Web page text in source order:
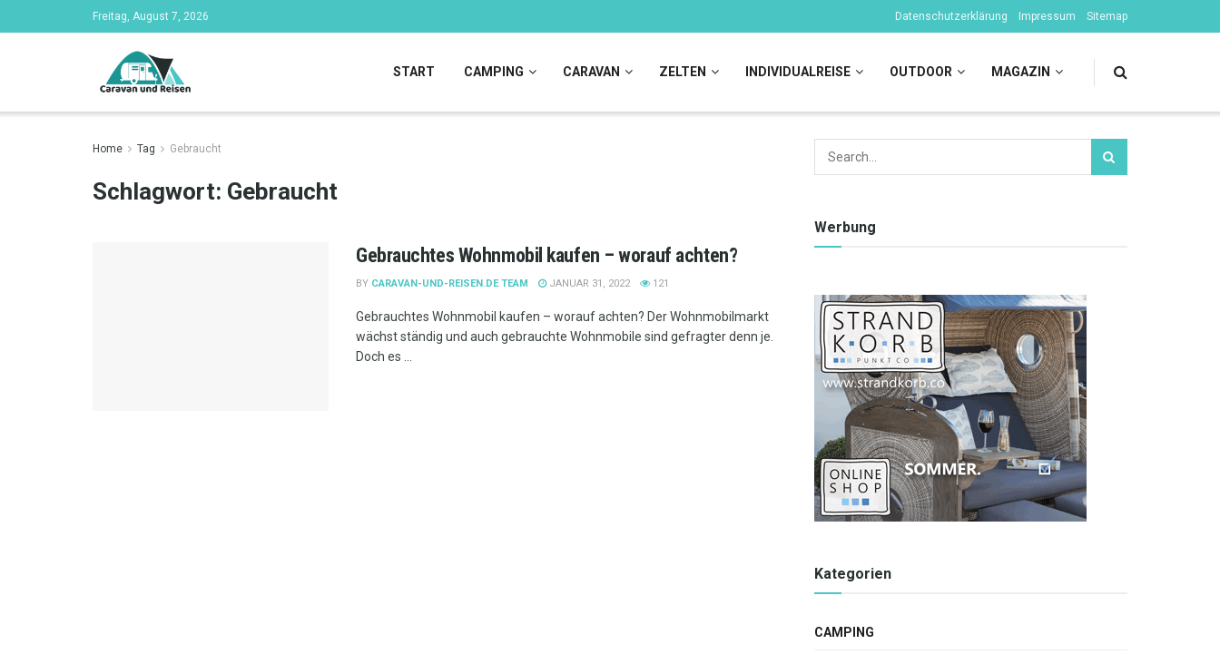
Freitag, August 7, 2026 Datenschutzerklärung Impressum Sitemap
START CAMPING CARAVAN ZELTEN INDIVIDUALREISE OUTDOOR MAGAZIN
Home Tag Gebraucht
Schlagwort: Gebraucht
Gebrauchtes Wohnmobil kaufen – worauf achten?
BY CARAVAN-UND-REISEN.DE TEAM JANUAR 31, 2022 121
Gebrauchtes Wohnmobil kaufen – worauf achten? Der Wohnmobilmarkt
wächst ständig und auch gebrauchte Wohnmobile sind gefragter denn je.
Doch es ...
Werbung
Kategorien
CAMPING